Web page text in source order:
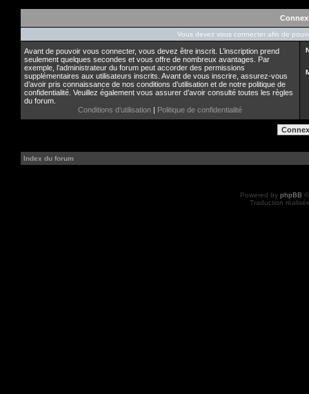
Vous devez vous connecter afin de
Avant de pouvoir vous connecter, vous devez être inscrit. L’inscription prend
seulement quelques secondes et vous offre de nombreux avantages. Par
exemple, l’administrateur du forum peut accorder des permissions
supplémentaires aux utilisateurs inscrits. Avant de vous inscrire, assurez-vous
d’avoir pris connaissance de nos conditions d’utilisation et de notre politique de
confidentialité. Veuillez également vous assurer d’avoir consulté toutes les règles
du forum.
Conditions d’utilisation | Politique de confidentialité
Index du forum
Powered by phpBB
Traduction